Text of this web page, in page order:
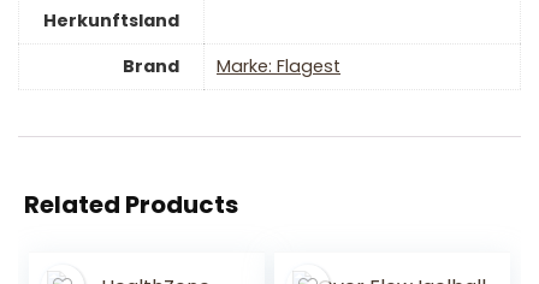
Herkunftsland
Brand
Marke: Flagest
Related Products